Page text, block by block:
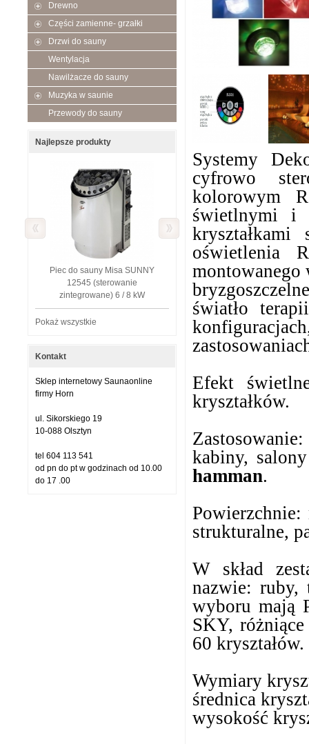
Drewno
Części zamienne- grzałki
Drzwi do sauny
Wentylacja
Nawilżacze do sauny
Muzyka w saunie
Przewody do sauny
Najlepsze produkty
Piec do sauny Misa SUNNY
12545 (sterowanie
zintegrowane) 6 / 8 kW
Pokaż wszystkie
Kontakt
Sklep internetowy Saunaonline
firmy Horn
ul. Sikorskiego 19
10-088 Olsztyn
tel 604 113 541
od pn do pt w godzinach od 10.00
do 17 .00
Systemy
cyfrowo
kolorowym
świetlnymi i
kryształkami
oświetlenia
montowanego
światło
Efekt
kryształków.
kabiny,
hamman.
strukturalne,
W skład
nazwie: ruby,
wyboru mają
SKY,
60 kryształów.
Wymiary
średnica
wysokość